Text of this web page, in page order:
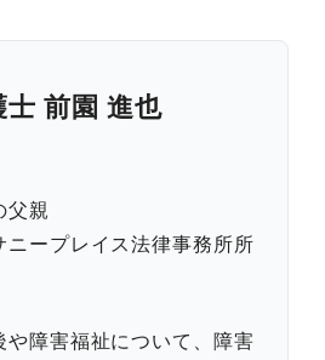
士 前園 進也
父親
ープレイス法律事務所所
障害福祉について、障害